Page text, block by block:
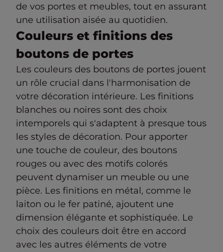
de vos portes et meubles, tout en assurant
une utilisation aisée au quotidien.
Couleurs et finitions des
boutons de portes
Les couleurs des boutons de portes jouent
un rôle crucial dans l'harmonisation de
votre décoration intérieure. Les finitions
blanches ou noires sont des choix
intemporels qui s'adaptent à presque tous
les styles de décoration. Pour apporter
une touche de couleur, des boutons
rouges ou avec des motifs colorés
peuvent dynamiser un meuble ou une
pièce. Les finitions en métal, comme le
laiton ou le fer patiné, ajoutent une
dimension élégante et sophistiquée. Le
choix des couleurs doit être en accord
avec les autres éléments de votre